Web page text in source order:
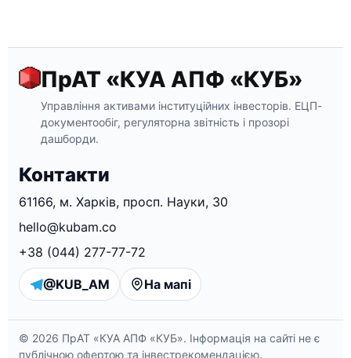
ПрАТ «КУА АПФ «КУБ»
Управління активами інституційних інвесторів. ЕЦП-
документообіг, регуляторна звітність і прозорі
дашборди.
Контакти
61166, м. Харків, просп. Науки, 30
hello@kubam.co
+38 (044) 277-77-72
@KUB_AM На мапі
© 2026 ПрАТ «КУА АПФ «КУБ». Інформація на сайті не є
публічною офертою та інвестрекомендацією.